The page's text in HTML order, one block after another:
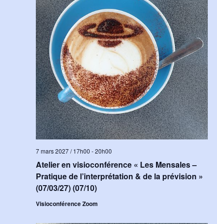
Atelier en visioconférence « Les Mensales –
Pratique de l’interprétation & de la prévision »
(07/03/27) (07/10)
7 mars 2027 / 17h00 -20h00
Visioconférence Zoom